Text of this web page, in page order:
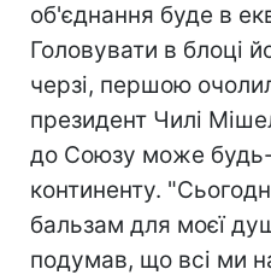
об'єднання буде в
Головувати в блоці
черзі, першою
президент Чилі
до Союзу може будь-
континенту.
бальзам для моєї
подумав, що всі ми